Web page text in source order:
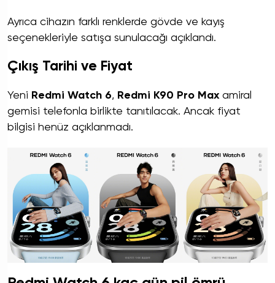
Ayrıca cihazın farklı renklerde gövde ve kayış
seçenekleriyle satışa sunulacağı açıklandı.
Çıkış Tarihi ve Fiyat
Yeni Redmi Watch 6, Redmi K90 Pro Max amiral
gemisi telefonla birlikte tanıtılacak. Ancak fiyat
bilgisi henüz açıklanmadı.